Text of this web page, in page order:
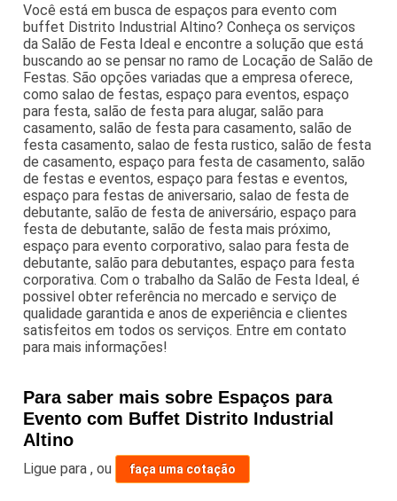
Você está em busca de espaços para evento com
buffet Distrito Industrial Altino? Conheça os serviços
da Salão de Festa Ideal e encontre a solução que está
buscando ao se pensar no ramo de Locação de Salão de
Festas. São opções variadas que a empresa oferece,
como salao de festas, espaço para eventos, espaço
para festa, salão de festa para alugar, salão para
casamento, salão de festa para casamento, salão de
festa casamento, salao de festa rustico, salão de festa
de casamento, espaço para festa de casamento, salão
de festas e eventos, espaço para festas e eventos,
espaço para festas de aniversario, salao de festa de
debutante, salão de festa de aniversário, espaço para
festa de debutante, salão de festa mais próximo,
espaço para evento corporativo, salao para festa de
debutante, salão para debutantes, espaço para festa
corporativa. Com o trabalho da Salão de Festa Ideal, é
possivel obter referência no mercado e serviço de
qualidade garantida e anos de experiência e clientes
satisfeitos em todos os serviços. Entre em contato
para mais informações!
Para saber mais sobre Espaços para
Evento com Buffet Distrito Industrial
Altino
Ligue para,ou faça uma cotação